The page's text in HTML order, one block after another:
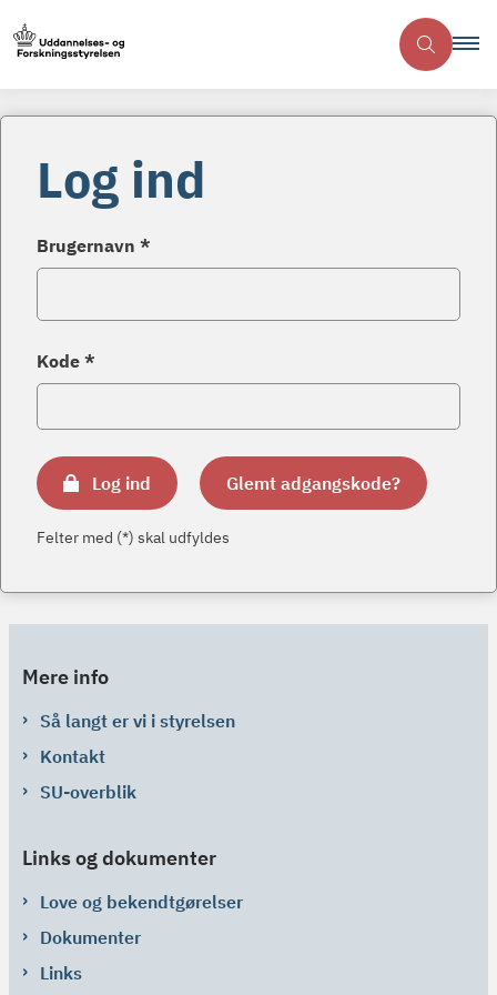
Log ind
Brugernavn *
Kode *
Log ind Glemt adgangskode?
Felter med (*) skal udfyldes
Mere info
Så langt er vi i styrelsen
Kontakt
SU-overblik
Links og dokumenter
Love og bekendtgørelser
Dokumenter
Links